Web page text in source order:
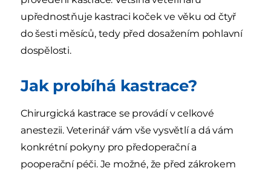
upřednostňuje kastraci koček ve věku od čtyř
do šesti měsíců, tedy před dosažením pohlavní
dospělosti.
Jak probíhá kastrace?
Chirurgická kastrace se provádí v celkové
anestezii. Veterinář vám vše vysvětlí a dá vám
konkrétní pokyny pro předoperační a
pooperační péči. Je možné, že před zákrokem